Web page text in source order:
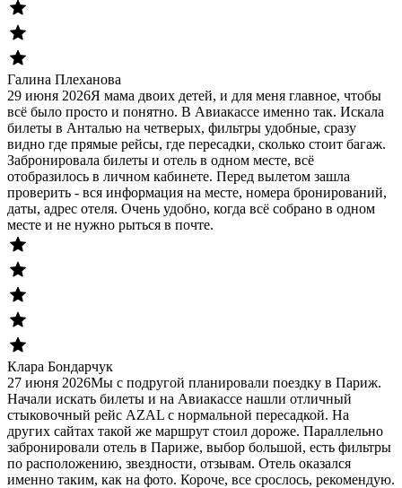
Галина Плеханова
29 июня 2026Я мама двоих детей, и для меня главное, чтобы
всё было просто и понятно. В Авиакассе именно так. Искала
билеты в Анталью на четверых, фильтры удобные, сразу
видно где прямые рейсы, где пересадки, сколько стоит багаж.
Забронировала билеты и отель в одном месте, всё
отобразилось в личном кабинете. Перед вылетом зашла
проверить - вся информация на месте, номера бронирований,
даты, адрес отеля. Очень удобно, когда всё собрано в одном
месте и не нужно рыться в почте.
Клара Бондарчук
27 июня 2026Мы с подругой планировали поездку в Париж.
Начали искать билеты и на Авиакассе нашли отличный
стыковочный рейс AZAL с нормальной пересадкой. На
других сайтах такой же маршрут стоил дороже. Параллельно
забронировали отель в Париже, выбор большой, есть фильтры
по расположению, звездности, отзывам. Отель оказался
именно таким, как на фото. Короче, все срослось, рекомендую.